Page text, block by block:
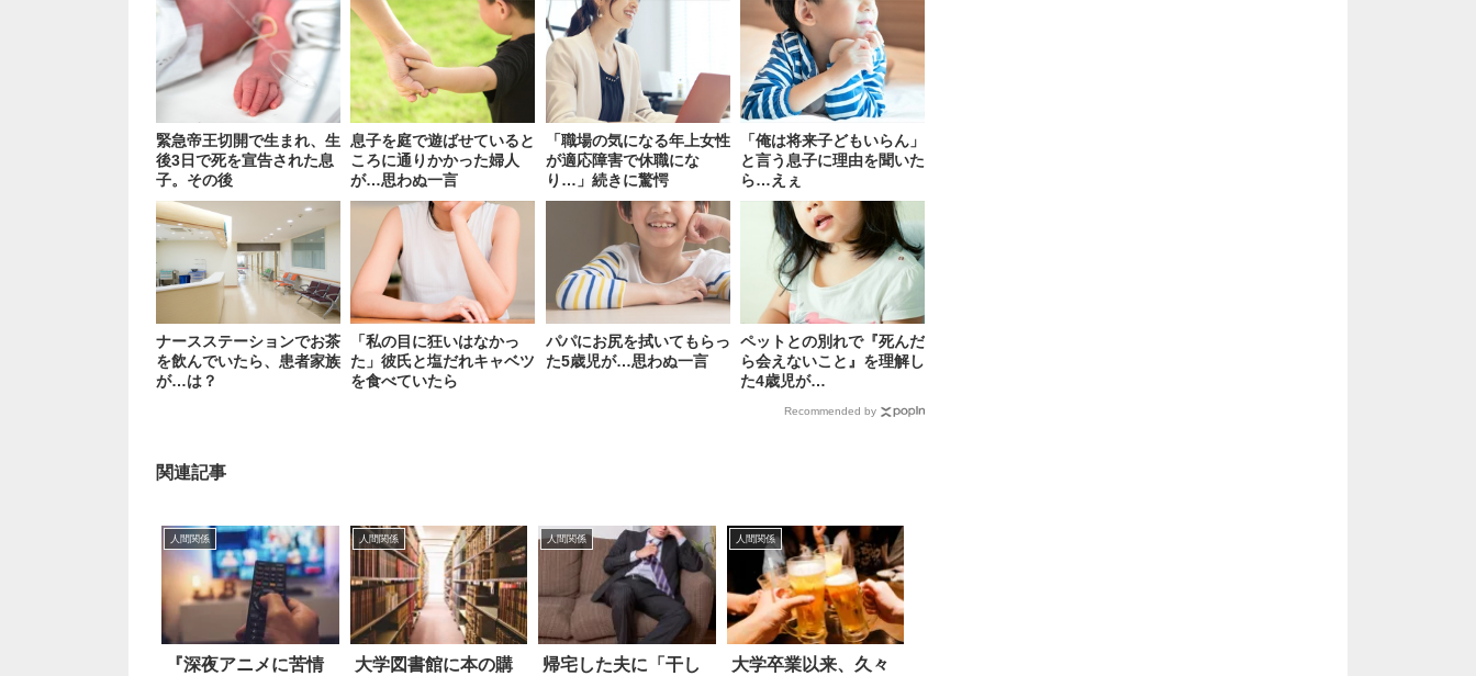
緊急帝王切開で生まれ、生
後3日で死を宣告された息
子。その後
息子を庭で遊ばせていると
ころに通りかかった婦人
が…思わぬ一言
「職場の気になる年上女性
が適応障害で休職にな
り…」続きに驚愕
「俺は将来子どもいらん」
と言う息子に理由を聞いた
ら…えぇ
ナースステーションでお茶
を飲んでいたら、患者家族
が…は？
「私の目に狂いはなかっ
た」彼氏と塩だれキャベツ
を食べていたら
パパにお尻を拭いてもらっ
た5歳児が…思わぬ一言
ペットとの別れで『死んだ
ら会えないこと』を理解し
た4歳児が…
Recommended by
関連記事
人間関係
『深夜アニメに苦情
人間関係
大学図書館に本の購
人間関係
帰宅した夫に「干し
人間関係
大学卒業以来、久々